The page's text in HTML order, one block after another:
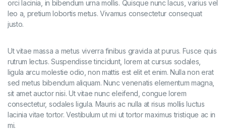
orci lacinia, in bibendum urna mollis. Quisque nunc lacus, varius vel
leo a, pretium lobortis metus. Vivamus consectetur consequat
justo.
Ut vitae massa a metus viverra finibus gravida at purus. Fusce quis
rutrum lectus. Suspendisse tincidunt, lorem at cursus sodales,
ligula arcu molestie odio, non mattis est elit et enim. Nulla non erat
sed metus bibendum aliquam. Nunc venenatis elementum magna,
sit amet auctor nisi. Ut vitae nunc eleifend, congue lorem
consectetur, sodales ligula. Mauris ac nulla at risus mollis luctus
lacinia vitae tortor. Vestibulum ut mi ut tortor maximus tristique ac in
mi.